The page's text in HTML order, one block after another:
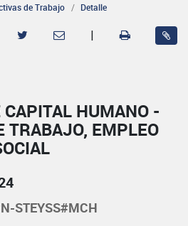
de Trabajo Detalle
|
HUMANO -
TRABAJO, EMPLEO
STEYSS#MCH